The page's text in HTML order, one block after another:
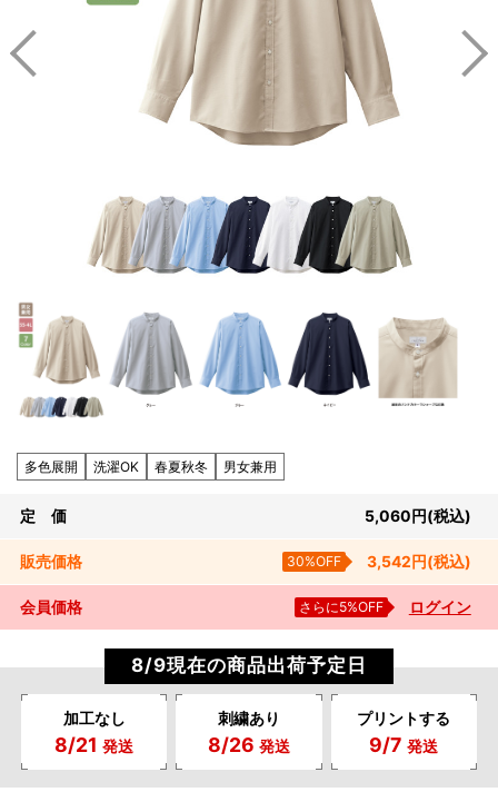
多色展開 洗濯OK 春夏秋冬 男女兼用
定 価 5,060 円(税込)
販売価格 30%OFF 3,542 円(税込)
会員価格 さらに5%OFF ログイン
8/9現在の商品出荷予定日
加工なし
8/21 発送
刺繍あり
8/26 発送
プリントする
9/7 発送